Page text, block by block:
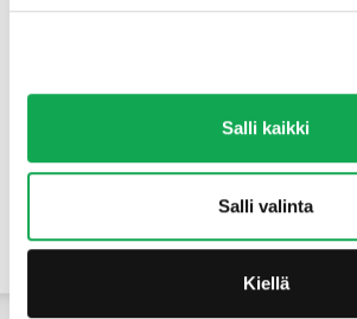
Salli kaikki
Salli valinta
Kiellä